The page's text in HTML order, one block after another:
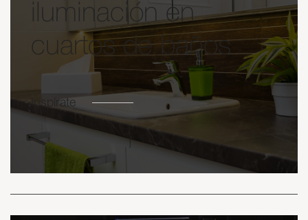
iluminación en
cuartos de baños
Inspírate